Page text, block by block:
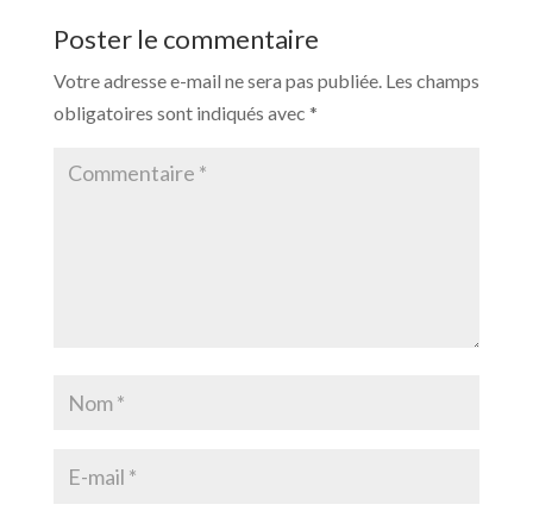
Poster le commentaire
Votre adresse e-mail ne sera pas publiée. Les champs
obligatoires sont indiqués avec *